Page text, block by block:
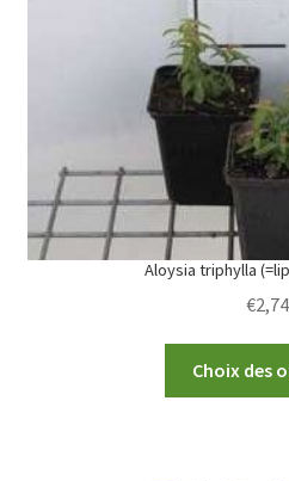
Aloysia triphylla
€2,74
Choix des